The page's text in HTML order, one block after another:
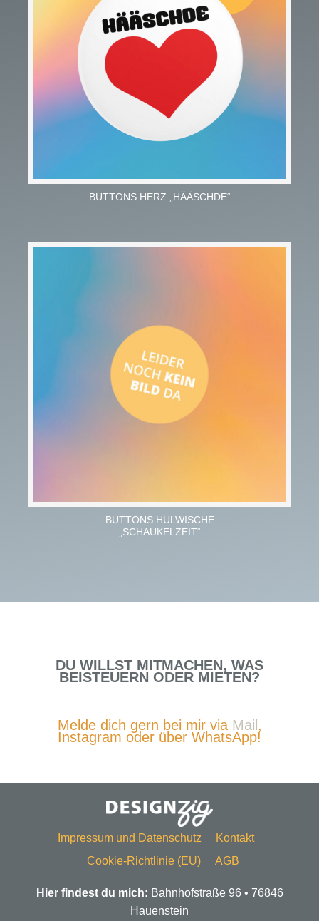
BUTTONS HERZ „HÄÄSCHDE“
BUTTONS HULWISCHE
„SCHAUKELZEIT“
DU WILLST MITMACHEN, WAS
BEISTEUERN ODER MIETEN?
Melde dich gern bei mir via Mail,
Instagram oder über WhatsApp!
Impressum und Datenschutz
Kontakt
Cookie-Richtlinie (EU)
AGB
Hier findest du mich: Bahnhofstraße 96 • 76846
Hauenstein